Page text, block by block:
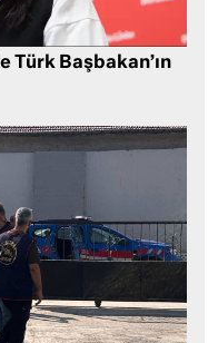
Türk Başbakan’ın